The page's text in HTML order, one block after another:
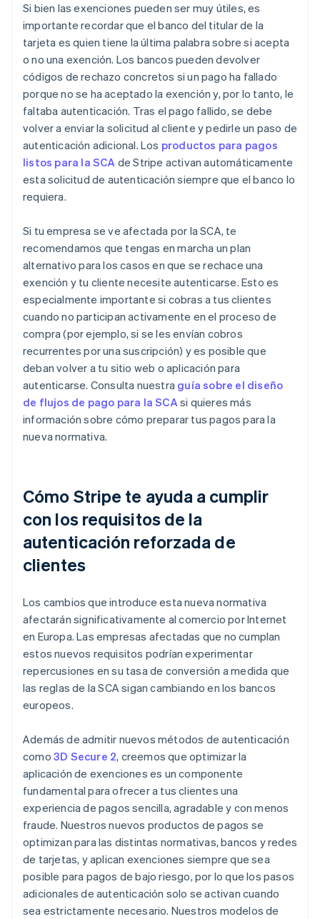
Si bien las exenciones pueden ser muy útiles, es
importante recordar que el banco del titular de la
tarjeta es quien tiene la última palabra sobre si acepta
o no una exención. Los bancos pueden devolver
códigos de rechazo concretos si un pago ha fallado
porque no se ha aceptado la exención y, por lo tanto, le
faltaba autenticación. Tras el pago fallido, se debe
volver a enviar la solicitud al cliente y pedirle un paso de
autenticación adicional. Los productos para pagos
listos para la SCA de Stripe activan automáticamente
esta solicitud de autenticación siempre que el banco lo
requiera.
Si tu empresa se ve afectada por la SCA, te
recomendamos que tengas en marcha un plan
alternativo para los casos en que se rechace una
exención y tu cliente necesite autenticarse. Esto es
especialmente importante si cobras a tus clientes
cuando no participan activamente en el proceso de
compra (por ejemplo, si se les envían cobros
recurrentes por una suscripción) y es posible que
deban volver a tu sitio web o aplicación para
autenticarse. Consulta nuestra guía sobre el diseño
de flujos de pago para la SCAsi quieres más
información sobre cómo preparar tus pagos para la
nueva normativa.
Cómo Stripe te ayuda a cumplir
con los requisitos de la
autenticación reforzada de
clientes
Los cambios que introduce esta nueva normativa
afectarán significativamente al comercio por Internet
en Europa. Las empresas afectadas que no cumplan
estos nuevos requisitos podrían experimentar
repercusiones en su tasa de conversión a medida que
las reglas de la SCA sigan cambiando en los bancos
europeos.
Además de admitir nuevos métodos de autenticación
como 3D Secure 2, creemos que optimizar la
aplicación de exenciones es un componente
fundamental para ofrecer a tus clientes una
experiencia de pagos sencilla, agradable y con menos
fraude. Nuestros nuevos productos de pagos se
optimizan para las distintas normativas, bancos y redes
de tarjetas, y aplican exenciones siempre que sea
posible para pagos de bajo riesgo, por lo que los pasos
adicionales de autenticación solo se activan cuando
sea estrictamente necesario. Nuestros modelos de
Alemania
DeutschEnglish
Australia
English
Austria
DeutschEnglish
Bélgica
NederlandsFrançaisDeutsch English
Brasil
Português English